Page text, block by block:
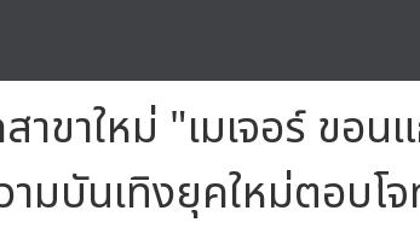
าขาใหม่ "เมเจอร์ ข
มบันเทิงยุคใหม่ตอบโ